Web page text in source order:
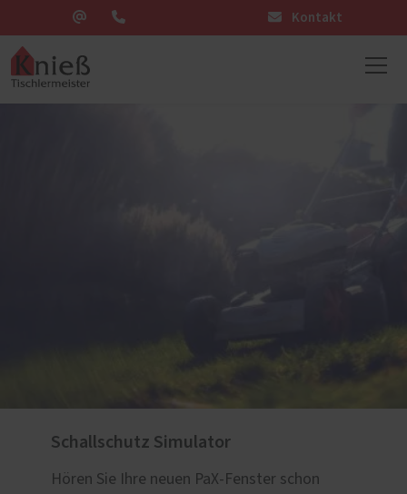
Kontakt
Schallschutz Simulator
Hören Sie Ihre neuen PaX-Fenster schon